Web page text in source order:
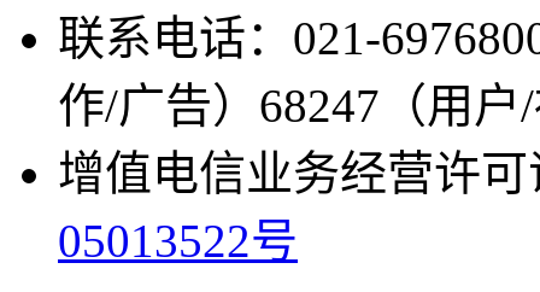
联系电话：021-
作/广告）68247（用户
增值电信业务经营许
05013522号